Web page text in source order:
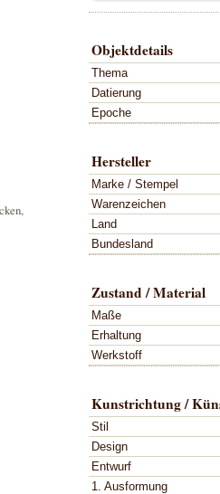
Objektdetails
Thema
Datierung
Epoche
Hersteller
Marke / Stempel
Warenzeichen
Land
Bundesland
Zustand / Material
Maße
Erhaltung
Werkstoff
Kunstrichtung /
Stil
Design
Entwurf
1. Ausformung